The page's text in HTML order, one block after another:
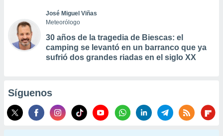
José Miguel Viñas
Meteorólogo
30 años de la tragedia de Biescas: el
camping se levantó en un barranco que ya
sufrió dos grandes riadas en el siglo XX
Síguenos